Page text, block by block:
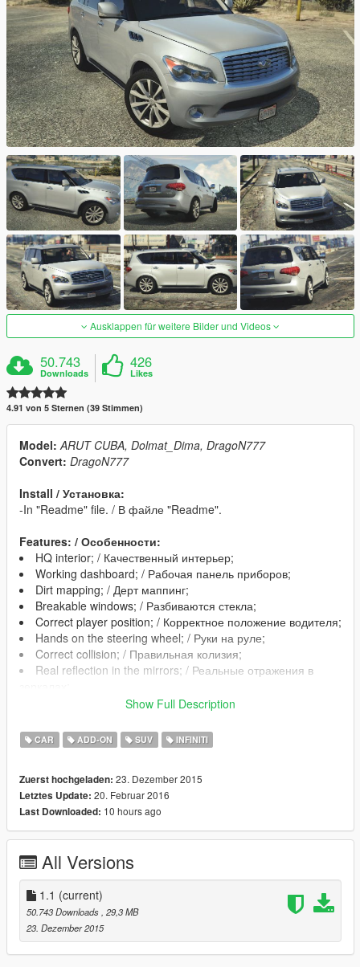
Ausklappen für weitere Bilder und Videos
50.743
Downloads
426
Likes
4.91 von 5 Sternen (39 Stimmen)
Model: ARUT CUBA, Dolmat_Dima, DragoN777
Convert: DragoN777
Install / Установка:
-In "Readme" file. / В файле "Readme".
Features: / Особенности:
HQ interior; / Качественный интерьер;
Working dashboard; / Рабочая панель приборов;
Dirt mapping; / Дерт маппинг;
Breakable windows; / Разбиваются стекла;
Correct player position; / Корректное положение водителя;
Hands on the steering wheel; / Руки на руле;
Correct collision; / Правильная колизия;
Real reflection in the mirrors; / Реальные отражения в
The wood in interior is painted the second color / Дерево в
The reduced weight of the 3d model / Уменьшен вес 3d
модели;
Added Low-poly Lods( for optimization purposes) /
Добавлены Low-poly лоды( в целях оптимизации);
автомобиля;
Minor fixes / Мелкие исправления
Show Full Description
CAR ADD-ON SUV INFINITI
Zuerst hochgeladen: 23. Dezember 2015
Letztes Update: 20. Februar 2016
Last Downloaded: 10 hours ago
All Versions
1.1 (current)
50.743 Downloads , 29,3 MB
23. Dezember 2015